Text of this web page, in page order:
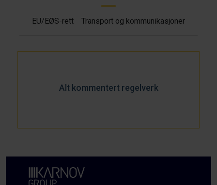
EU/EØS-rett Transport og kommunikasjoner
Alt kommentert regelverk